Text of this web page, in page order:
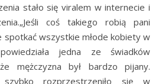
stało się viralem w internecie i
coś takiego robią pani
wszystkie młode kobiety w
jedna ze świadków
mężczyzna był bardzo pijany.
szybko rozprzestrzeniło się w